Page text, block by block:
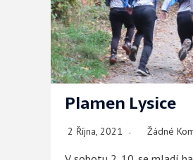
Plamen Lysice
2 Října, 2021 Žádné